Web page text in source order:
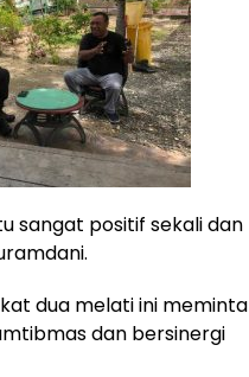
sangat positif sekali dan
dua melati ini meminta
dan bersinergi